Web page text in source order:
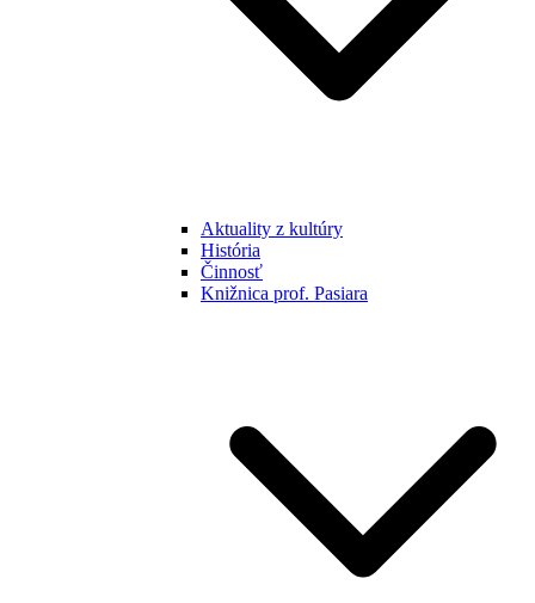
Aktuality z kultúry
História
Činnosť
Knižnica prof. Pasiara